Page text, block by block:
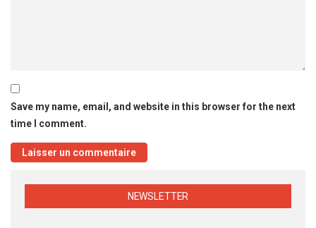
Save my name, email, and website in this browser for the next
time I comment.
NEWSLETTER